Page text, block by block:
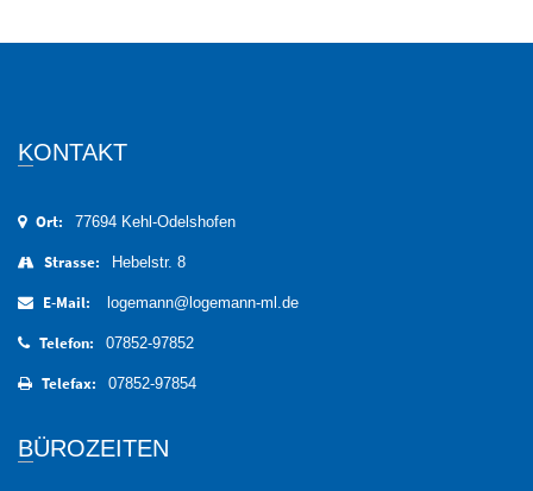
KONTAKT
Ort: 77694 Kehl-Odelshofen
Strasse: Hebelstr. 8
E-Mail: logemann@logemann-ml.de
Telefon: 07852-97852
Telefax: 07852-97854
BÜROZEITEN